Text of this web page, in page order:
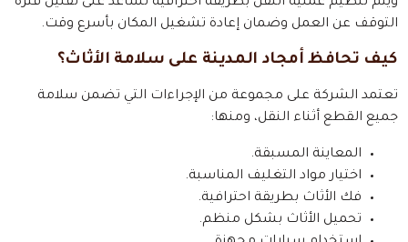
التوقف عن العمل وضمان إعادة تشغيل المكان بأسرع وقت.
كيف تحافظ أمجاد المدينة على سلامة الأثاث؟
تعتمد الشركة على مجموعة من الإجراءات التي تضمن سلامة
جميع القطع أثناء النقل، ومنها:
المعاينة المسبقة.
اختيار مواد التغليف المناسبة.
فك الأثاث بطريقة احترافية.
تحميل الأثاث بشكل منظم.